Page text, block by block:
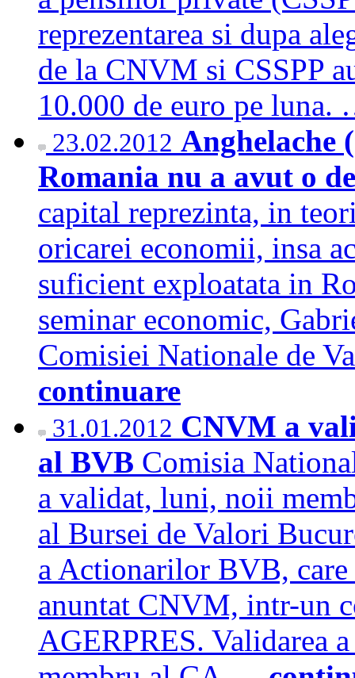
reprezentarea si dupa
de la CNVM si CSSPP
10.000 de euro pe
23.02.2012 Anghelache
Romania nu a avut o
capital reprezinta, in
oricarei economii, insa
suficient exploatata in
seminar economic,
Comisiei Nationale de
continuare
31.01.2012 CNVM a
al BVB Comisia
a validat, luni, noii
al Bursei de Valori
a Actionarilor BVB, care
anuntat CNVM, intr-un
AGERPRES. Validarea